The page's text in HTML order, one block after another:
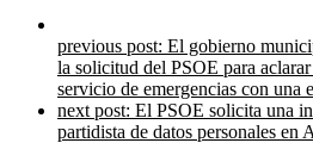
previous post: El gobierno
la solicitud del PSOE para
servicio de emergencias con una
next post: El PSOE solicita una
partidista de datos personales en